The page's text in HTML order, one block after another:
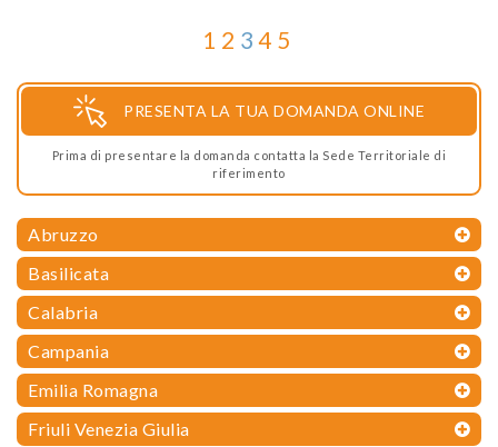
1 2 3 4 5
PRESENTA LA TUA DOMANDA ONLINE
Prima di presentare la domanda contatta la Sede Territoriale di
riferimento
Abruzzo
Basilicata
Calabria
Campania
Emilia Romagna
Friuli Venezia Giulia